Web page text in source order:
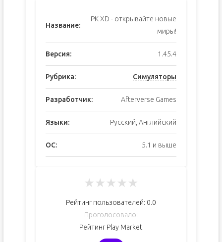
Название:
PK XD - открывайте новые
миры!
Версия: 1.45.4
Рубрика: Симуляторы
Разработчик: Afterverse Games
Языки: Русский, Английский
ОС: 5.1 и выше
★★★★★
Рейтинг пользователей: 0.0
Проголосовало:
Рейтинг Play Market